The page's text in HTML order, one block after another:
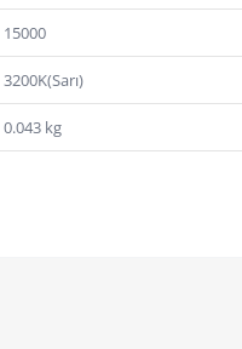
15000
3200K(Sarı)
0.043 kg